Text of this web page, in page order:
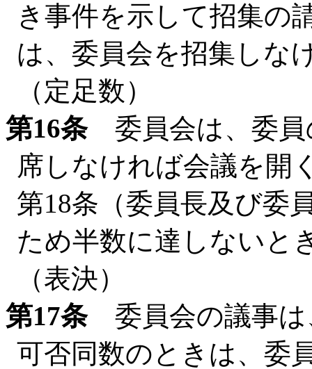
き事件を示して招集の
は、委員会を招集しな
（定足数）
第16条委員会は、委員
席しなければ会議を開
第18条（委員長及び委
ため半数に達しないと
（表決）
第17条委員会の議事は
可否同数のときは、委